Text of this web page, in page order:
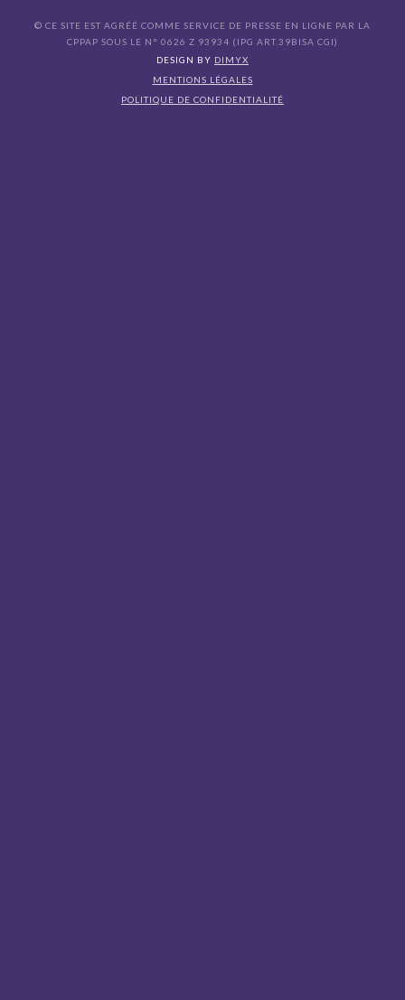
© CE SITE EST AGRÉÉ COMME SERVICE DE PRESSE EN LIGNE PAR LA
CPPAP SOUS LE N° 0626 Z 93934 (IPG ART.39BISA CGI)
DESIGN BY DIMYX
MENTIONS LÉGALES
POLITIQUE DE CONFIDENTIALITÉ